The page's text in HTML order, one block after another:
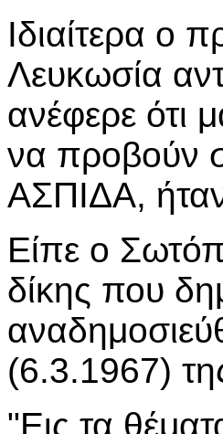
Ιδιαίτερα ο
Λευκωσία
ανέφερε ότι
να προβούν
ΑΣΠΙΔΑ,
Είπε ο
δίκης που
(6.3.1967)
"Εις τα